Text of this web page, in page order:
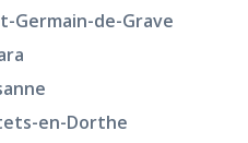
Germain-de-Grave
en-Dorthe